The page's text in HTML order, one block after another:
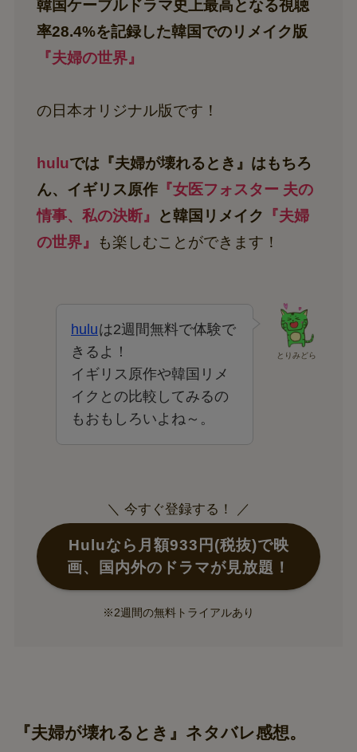
韓国ケーブルドラマ史上最高となる視聴
率28.4%を記録した韓国でのリメイク版
『夫婦の世界』
の日本オリジナル版です！
huluでは『夫婦が壊れるとき』はもちろ
ん、イギリス原作 『女医フォスター 夫の
情事、私の決断』
と韓国リメイク
『夫婦
の世界』
も楽しむことができます！
とりみどら
huluは2週間無料で体験で
きるよ！
イギリス原作や韓国リメ
イクとの比較してみるの
もおもしろいよね～。
＼ 今すぐ登録する！ ／
Huluなら月額933円(税抜)で映
画、国内外のドラマが見放題！
※2週間の無料トライアルあり
『夫婦が壊れるとき』ネタバレ感想。